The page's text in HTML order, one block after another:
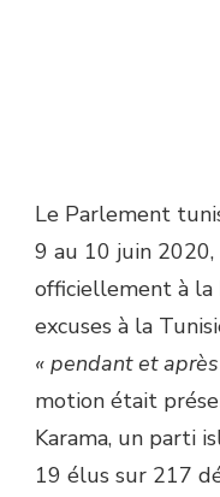
Le Parlement
9 au 10 juin
officiellement à la
excuses à la
« pendant et
motion était
Karama, un parti
19 élus sur 217